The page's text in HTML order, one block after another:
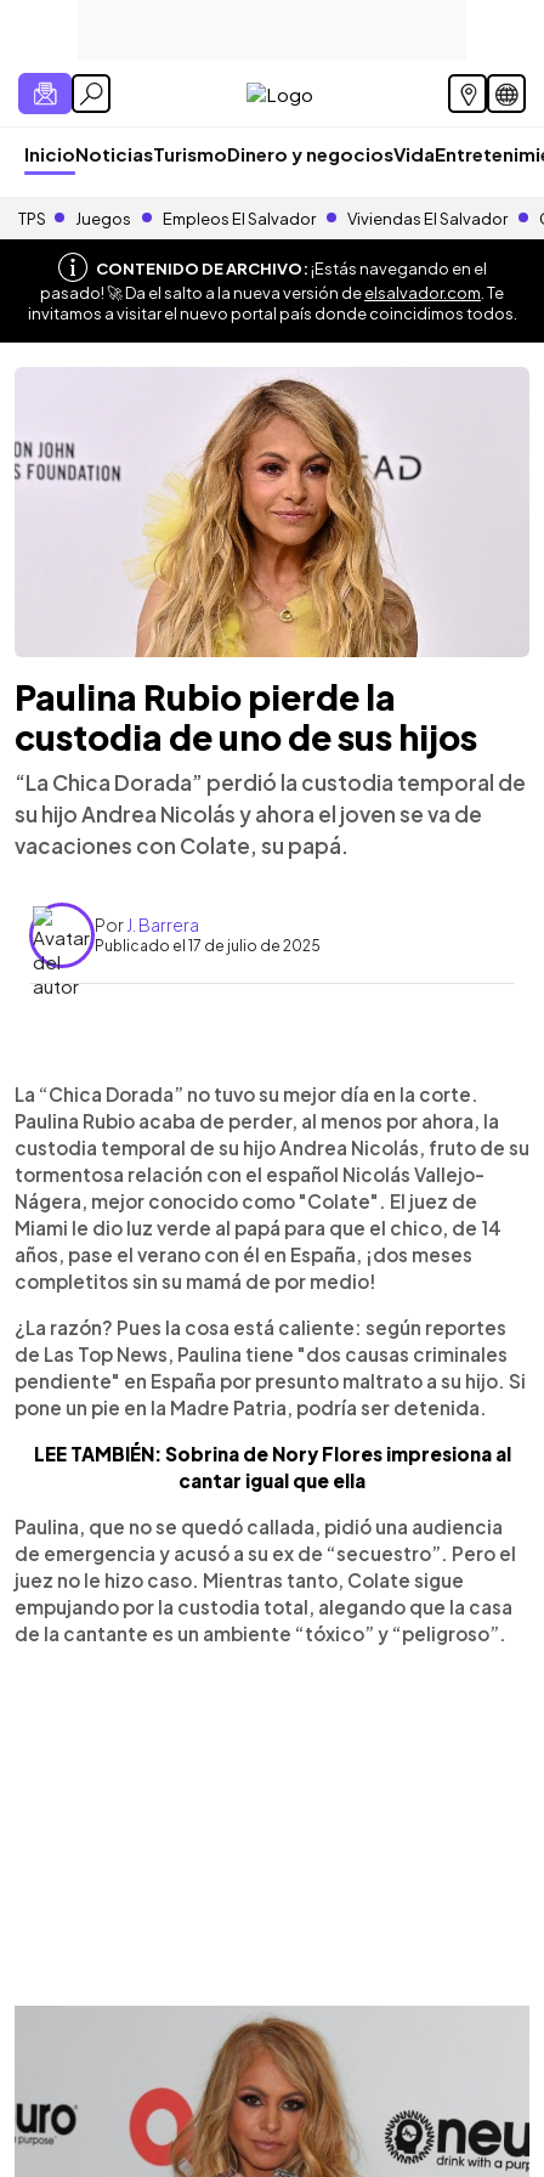
InicioNoticiasTurismoDinero y negociosVida
TPS Juegos Empleos El Salvador Viviendas El Salvador
CONTENIDO DE ARCHIVO:¡Estás navegando en el
pasado! 🚀 Da el salto a la nueva versión deelsalvador.com . Te
invitamos a visitar el nuevo portal país donde coincidimos todos.
Paulina Rubio pierde la
custodia de uno de sus hijos
“La Chica Dorada” perdió la custodia temporal de
su hijo Andrea Nicolás y ahora el joven se va de
vacaciones con Colate, su papá.
Por J. Barrera
Publicado el 17 de julio de 2025
► Escuchar artículo
La “Chica Dorada” no tuvo su mejor día en la corte.
Paulina Rubio acaba de perder, al menos por ahora, la
custodia temporal de su hijo Andrea Nicolás, fruto de su
tormentosa relación con el español Nicolás Vallejo-
Nágera, mejor conocido como "Colate". El juez de
Miami le dio luz verde al papá para que el chico, de 14
años, pase el verano con él en España, ¡dos meses
completitos sin su mamá de por medio!
¿La razón? Pues la cosa está caliente: según reportes
de Las Top News, Paulina tiene "dos causas criminales
pendiente" en España por presunto maltrato a su hijo. Si
pone un pie en la Madre Patria, podría ser detenida.
LEE TAMBIÉN: Sobrina de Nory Flores impresiona al
cantar igual que ella
Paulina, que no se quedó callada, pidió una audiencia
de emergencia y acusó a su ex de “secuestro”. Pero el
juez no le hizo caso. Mientras tanto, Colate sigue
empujando por la custodia total, alegando que la casa
de la cantante es un ambiente “tóxico” y “peligroso”.